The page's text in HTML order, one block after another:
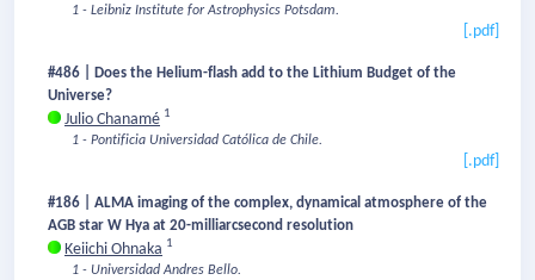
1 - Leibniz Institute for Astrophysics Potsdam.
[.pdf]
#486 | Does the Helium-flash add to the Lithium Budget of the
Universe?
Julio Chanamé 1
1 - Pontificia Universidad Católica de Chile.
[.pdf]
#186 | ALMA imaging of the complex, dynamical atmosphere of the
AGB star W Hya at 20-milliarcsecond resolution
Keiichi Ohnaka 1
1 - Universidad Andres Bello.